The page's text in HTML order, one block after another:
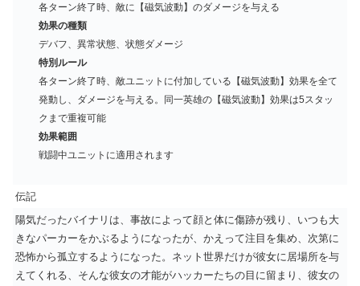
各ターン終了時、敵に【磁気波動】のダメージを与える
効果の種類
デバフ、異常状態、状態ダメージ
特別ルール
各ターン終了時、敵ユニットに付加している【磁気波動】効果を全て
発動し、ダメージを与える。同一英雄の【磁気波動】効果は5スタッ
クまで重複可能
効果範囲
戦闘中ユニットに適用されます
伝記
陽気だったバイナリは、事故によって顔と体に傷跡が残り、いつも大
きなパーカーをかぶるようになったが、かえって注目を集め、次第に
恐怖から孤立するようになった。ネット世界だけが彼女に居場所を与
えてくれる、そんな彼女の才能がハッカーたちの目に留まり、彼女の